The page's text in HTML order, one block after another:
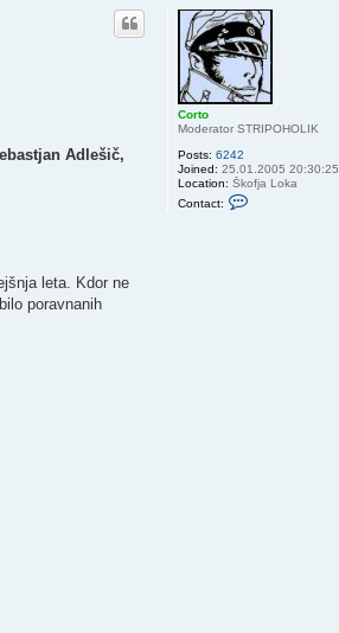
Corto
Moderator STRIPOHOLIK
Posts: 6242
Joined: 25.01.2005 20:30:25
Location: Škofja Loka
Contact:
Adlešič,
leta. Kdor ne
poravnanih